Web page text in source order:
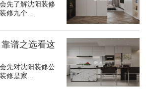
先了解沈阳装修
修九个...
谱之选看这
先对沈阳装修公
修是家...